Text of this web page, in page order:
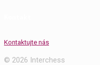
Kontaktujte nás
© 2026 Interchess